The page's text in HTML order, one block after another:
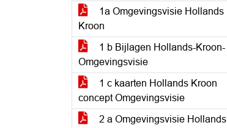
1a Omgevingsvisie Hollands
Kroon
1 b Bijlagen Hollands-Kroon-
Omgevingsvisie
1 c kaarten Hollands Kroon
concept Omgevingsvisie
2 a Omgevingsvisie Hollands